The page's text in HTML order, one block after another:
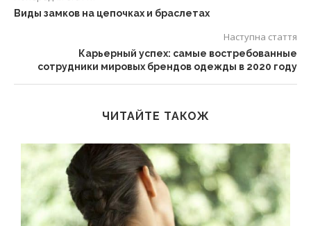
Виды замков на цепочках и браслетах
Наступна стаття
Карьерный успех: самые востребованные
сотрудники мировых брендов одежды в 2020 году
ЧИТАЙТЕ ТАКОЖ